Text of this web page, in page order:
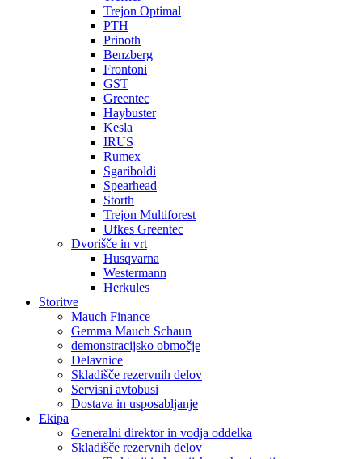
Trejon Optimal
PTH
Prinoth
Benzberg
Frontoni
GST
Greentec
Haybuster
Kesla
IRUS
Rumex
Sgariboldi
Spearhead
Storth
Trejon Multiforest
Ufkes Greentec
Dvorišče in vrt
Husqvarna
Westermann
Herkules
Storitve
Mauch Finance
Gemma Mauch Schaun
demonstracijsko območje
Delavnice
Skladišče rezervnih delov
Servisni avtobusi
Dostava in usposabljanje
Ekipa
Generalni direktor in vodja oddelka
Skladišče rezervnih delov